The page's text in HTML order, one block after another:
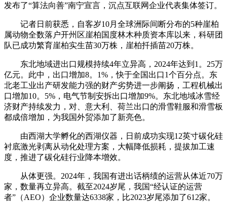
发布了“算法向善”南宁宣言，沉点互联网企业代表集体签订。
记者日前获悉，自客岁10月全球洲际间断分布的5种崖柏
属动物全数落户开州区崖柏国度林木种质资本库以来，科研团
队已成功繁育崖柏实生苗30万株，崖柏扦插苗20万株。
东北地域进出口规模持续4年立异高，2024年达到1。25万
亿元。此中，出口增加8。1%，快于全国出口1个百分点。东
北老工业出产研发能力强的财产劣势进一步阐扬，工程机械出
口增加10。5%，电气节制安拆出口增加9%。东北地域冰雪经
济财产持续发力，对、意大利、荷兰出口的滑雪鞋服和滑雪板
都成倍增加，为我国外贸添加了新亮色。
由西湖大学孵化的西湖仪器，日前成功实现12英寸碳化硅
衬底激光剥离从动化处理方案，大幅降低损耗，提拔加工速
度，推进了碳化硅行业降本增效。
从体更强。2024年，我国有进出话柄绩的运营从体近70万
家，数量再立异高。截至2024岁尾，我国“经认证的运营
者”（AEO）企业数量达6338家，比2023岁尾添加了612家。